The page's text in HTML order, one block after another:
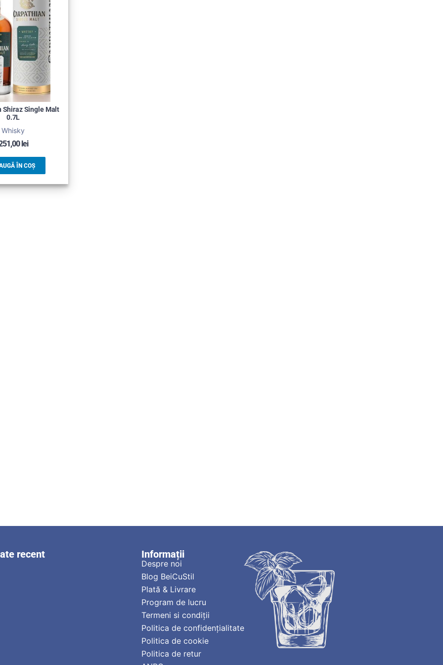
Shiraz Single Malt
0.7L
Whisky
lei
ÎN COȘ
recent Informații
Despre noi
Blog BeiCuStil
Plată & Livrare
Program de lucru
Termeni si condiții
Politica de confidențialitate
Politica de cookie
Politica de retur